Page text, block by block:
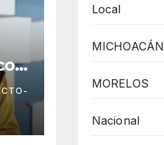
Local
MICHOACÁN
MORELOS
Nacional